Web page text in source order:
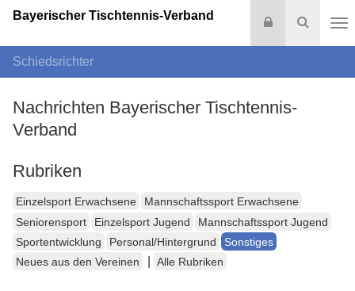
Suche
Login
Bayerischer Tischtennis-Verband
Schiedsrichter
Nachrichten Bayerischer Tischtennis-
Verband
Rubriken
Einzelsport Erwachsene
Mannschaftssport Erwachsene
Seniorensport
Einzelsport Jugend
Mannschaftssport Jugend
Sportentwicklung
Personal/Hintergrund
Sonstiges
Neues aus den Vereinen
Alle Rubriken